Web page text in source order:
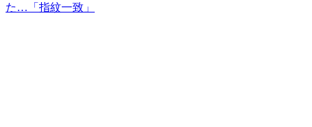
た…「指紋一致」